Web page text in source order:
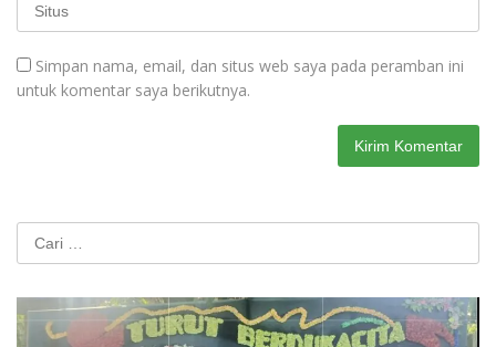
Simpan nama, email, dan situs web saya pada peramban ini
untuk komentar saya berikutnya.